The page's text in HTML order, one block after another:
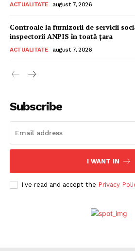
ACTUALITATE august 7, 2026
Controale la furnizorii de servicii
inspectorii ANPIS în toată țara
ACTUALITATE august 7, 2026
Subscribe
I WANT IN
I've read and accept the Privacy